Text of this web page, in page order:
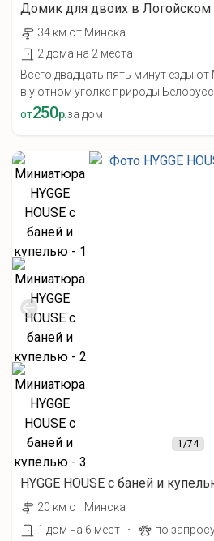
Домик для двоих в Логойском
34 км от Минска
2 дома на 2 места
Всего двадцать пять минут езды
в уютном уголке природы
от250р.за дом
1/74
HYGGE HOUSE с баней и
20 км от Минска
1 дом на 6 мест
· по